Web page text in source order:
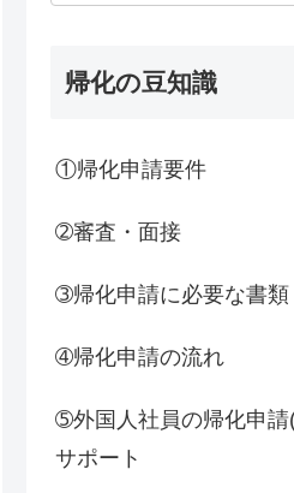
帰化の豆知識
①帰化申請要件
➁審査・面接
➂帰化申請に必要な書類
➃帰化申請の流れ
➄外国人社員の帰化申請
サポート